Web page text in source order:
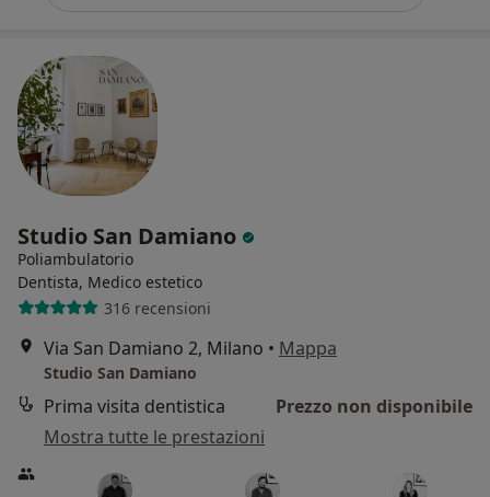
Studio San Damiano
Poliambulatorio
Dentista, Medico estetico
316 recensioni
Via San Damiano 2, Milano • Mappa
Studio San Damiano
Prima visita dentistica
Prezzo non disponibile
Mostra tutte le prestazioni